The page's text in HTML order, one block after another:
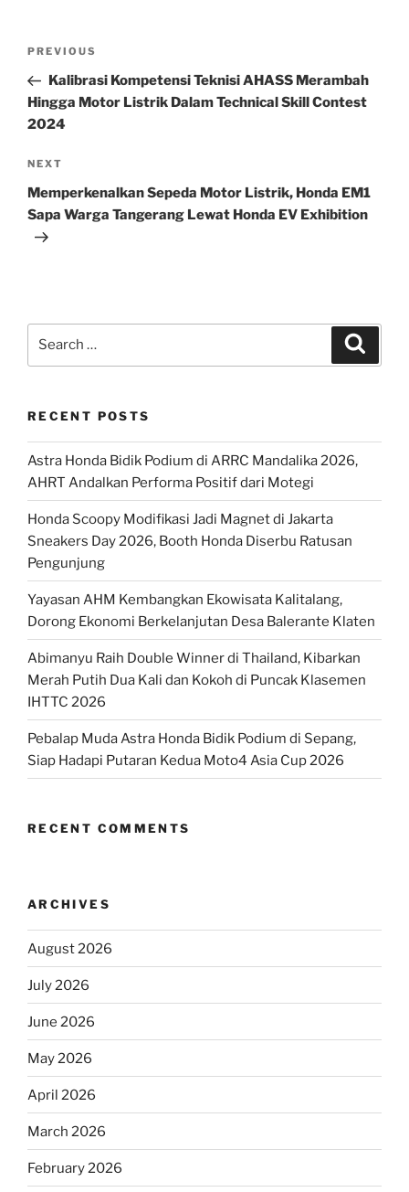
Previous
Post
PREVIOUS
Kalibrasi Kompetensi Teknisi AHASS Merambah
Hingga Motor Listrik Dalam Technical Skill Contest
2024
Next
Post
NEXT
Memperkenalkan Sepeda Motor Listrik, Honda EM1
Sapa Warga Tangerang Lewat Honda EV Exhibition
RECENT POSTS
Astra Honda Bidik Podium di ARRC Mandalika 2026,
AHRT Andalkan Performa Positif dari Motegi
Honda Scoopy Modifikasi Jadi Magnet di Jakarta
Sneakers Day 2026, Booth Honda Diserbu Ratusan
Pengunjung
Yayasan AHM Kembangkan Ekowisata Kalitalang,
Dorong Ekonomi Berkelanjutan Desa Balerante Klaten
Abimanyu Raih Double Winner di Thailand, Kibarkan
Merah Putih Dua Kali dan Kokoh di Puncak Klasemen
IHTTC 2026
Pebalap Muda Astra Honda Bidik Podium di Sepang,
Siap Hadapi Putaran Kedua Moto4 Asia Cup 2026
RECENT COMMENTS
ARCHIVES
August 2026
July 2026
June 2026
May 2026
April 2026
March 2026
February 2026